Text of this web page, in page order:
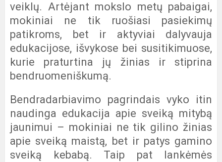
veiklų. Artėjant mokslo metų pabaigai,
mokiniai ne tik ruošiasi pasiekimų
patikroms, bet ir aktyviai dalyvauja
edukacijose, išvykose bei susitikimuose,
kurie praturtina jų žinias ir stiprina
bendruomeniškumą.
Bendradarbiavimo pagrindais vyko itin
naudinga edukacija apie sveiką mitybą
jaunimui – mokiniai ne tik gilino žinias
apie sveiką maistą, bet ir patys gamino
sveiką kebabą. Taip pat lankėmės